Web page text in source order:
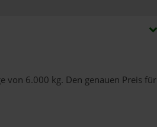
von 6.000 kg. Den genauen Preis für